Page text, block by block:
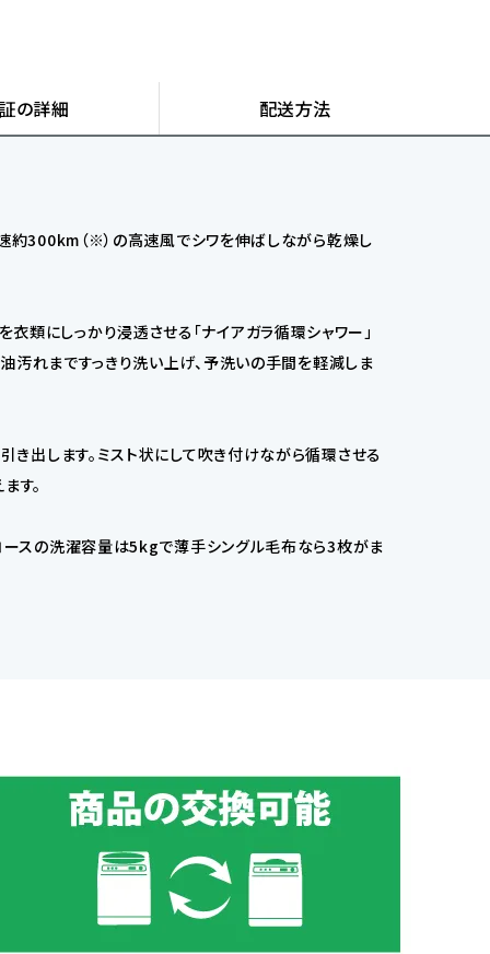
の詳細 配送方法
約300km（※）の高速風でシワを伸ばしながら乾燥し
類にしっかり浸透させる「ナイアガラ循環シャワー」
油汚れまですっきり洗い上げ、予洗いの手間を軽減しま
出します。ミスト状にして吹き付けながら循環させる
す。
ースの洗濯容量は5kgで薄手シングル毛布なら3枚がま